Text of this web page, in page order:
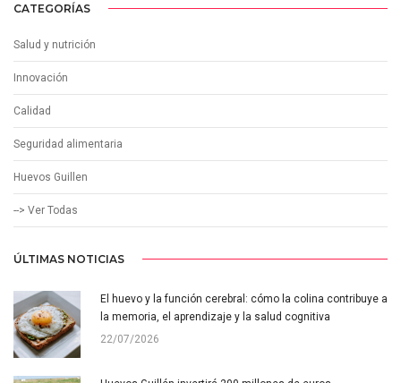
CATEGORÍAS
Salud y nutrición
Innovación
Calidad
Seguridad alimentaria
Huevos Guillen
--> Ver Todas
ÚLTIMAS NOTICIAS
El huevo y la función cerebral: cómo la colina contribuye a
la memoria, el aprendizaje y la salud cognitiva
22/07/2026